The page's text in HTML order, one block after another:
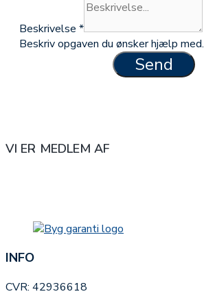
Beskrivelse *
Beskriv opgaven du ønsker hjælp med.
Send
VI ER MEDLEM AF
INFO
CVR: 42936618